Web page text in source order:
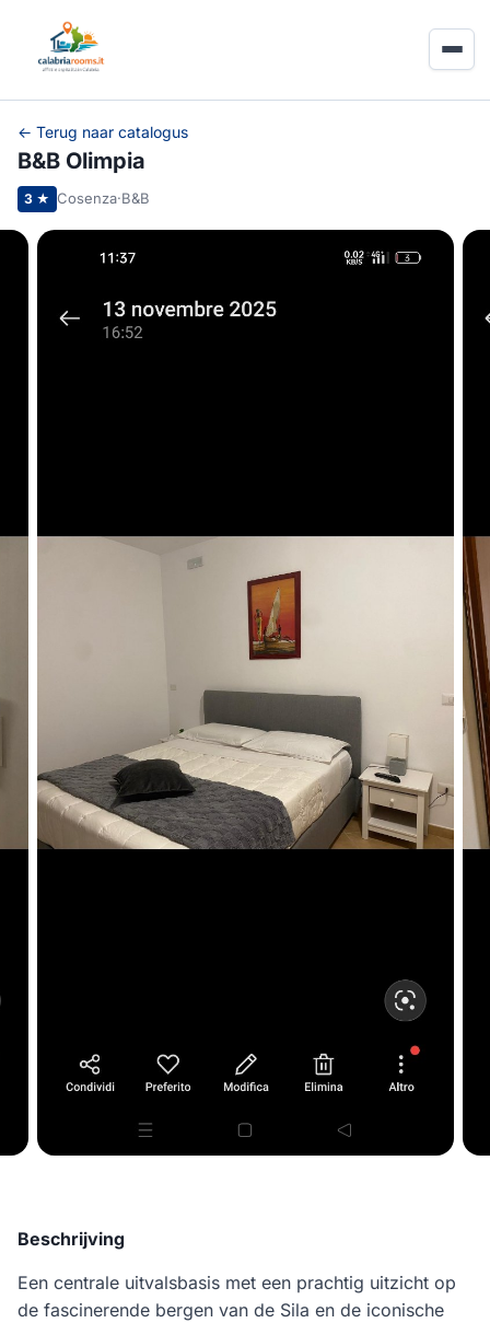
← Terug naar catalogus
B&B Olimpia
3 ★ Cosenza·B&B
Beschrijving
Een centrale uitvalsbasis met een prachtig uitzicht op
de fascinerende bergen van de Sila en de iconische